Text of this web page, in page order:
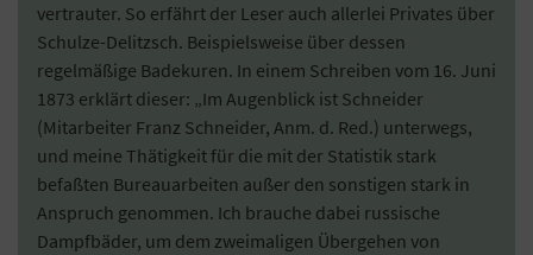
vertrauter. So erfährt der Leser auch allerlei Privates über
Schulze-Delitzsch. Beispielsweise über dessen
regelmäßige Badekuren. In einem Schreiben vom 16. Juni
1873 erklärt dieser: „Im Augenblick ist Schneider
(Mitarbeiter Franz Schneider, Anm. d. Red.) unterwegs,
und meine Thätigkeit für die mit der Statistik stark
befaßten Bureauarbeiten außer den sonstigen stark in
Anspruch genommen. Ich brauche dabei russische
Dampfbäder, um dem zweimaligen Übergehen von